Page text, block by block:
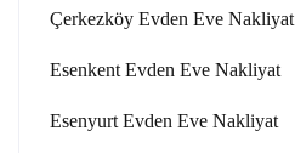
Çerkezköy Evden Eve Nakliyat
Esenkent Evden Eve Nakliyat
Esenyurt Evden Eve Nakliyat